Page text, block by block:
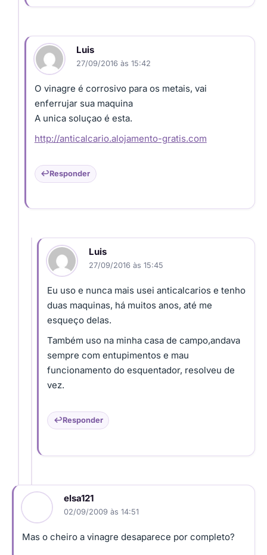
Luis
27/09/2016 às 15:42
O vinagre é corrosivo para os metais, vai
enferrujar sua maquina
A unica soluçao é esta.
http://anticalcario.alojamento-gratis.com
Responder
Luis
27/09/2016 às 15:45
Eu uso e nunca mais usei anticalcarios e tenho
duas maquinas, há muitos anos, até me
esqueço delas.
Também uso na minha casa de campo,andava
sempre com entupimentos e mau
funcionamento do esquentador, resolveu de
vez.
Responder
elsa121
02/09/2009 às 14:51
Mas o cheiro a vinagre desaparece por completo?